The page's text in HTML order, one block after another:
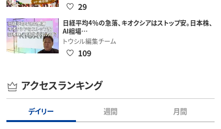
29
日経平均4％の急落、キオクシアはストップ安。日本株、
AI相場…
トウシル編集チーム
109
アクセスランキング
デイリー 週間 月間